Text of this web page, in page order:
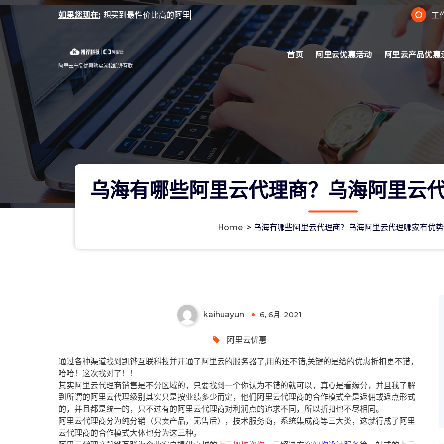
Skip
to
content
如果您现在: 工
阿里云产品优惠购买就找凯铧互联
首页 阿里云优惠活动 阿里云产品优惠
乌海有哪些阿里云代理商？乌海阿里云
Home > 乌海有哪些阿里云代理商？乌海阿里云代理哪家有优
kaihuayun 6, 6月, 2021
阿里云优惠
通过各种渠道找到凯铧互联科技并开通了阿里云的服务器了,用的还不错,关键的是给的优惠折扣更不错，
哈哈！这次找对了！！
其实阿里云代理商销售是不分区域的，只要找到一个你认为不错的就可以，真心是看缘分，并且我了解
到所谓的阿里云代理级别其实只是按业绩多少而定，他们阿里云代理商的合作模式全是返佣或返点形式
的，并且都是统一的，只不过有的阿里云代理商对利润点的追求不同，所以折扣也不尽相同。
阿里云代理商分为纯分销（只卖产品，无售后），技术服务商，系统集成商等三大类，这就行成了阿里
云代理商的合作模式大体也分为这三种。